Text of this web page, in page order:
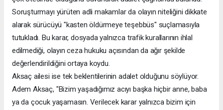
Soruşturmayı yürüten adli makamlar da olayın niteliğini dikkate
alarak sürücüyü "kasten öldürmeye teşebbüs" suçlamasıyla
tutukladı. Bu karar, dosyada yalnızca trafik kurallarının ihlal
edilmediği, olayın ceza hukuku açısından da ağır şekilde
değerlendirildiğini ortaya koydu.
Aksaç ailesi ise tek beklentilerinin adalet olduğunu söylüyor.
Adem Aksaç, "Bizim yaşadığımız acıyı başka hiçbir anne, baba
ya da çocuk yaşamasın. Verilecek karar yalnızca bizim için